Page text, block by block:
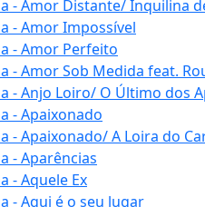
- Amor Distante/ Inquilina
- Amor Impossível
- Amor Perfeito
- Amor Sob Medida feat.
- Anjo Loiro/ O Último dos
- Apaixonado
- Apaixonado/ A Loira do
- Aparências
- Aquele Ex
- Aqui é o seu lugar